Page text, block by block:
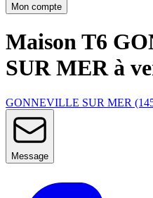
Mon compte
Maison T6
SUR MER à
GONNEVILLE SUR MER
Message